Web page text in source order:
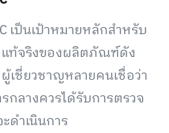
เป็นเป้าหมายหลักสำหรับ
แท้จริงของผลิตภัณฑ์ดัง
เชี่ยวชาญหลายคนเชื่อว่า
กลางควรได้รับการตรวจ
ดำเนินการ